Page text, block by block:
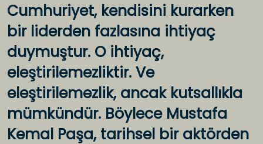
Cumhuriyet, kendisini kurarken
bir liderden fazlasına ihtiyaç
duymuştur. O ihtiyaç,
eleştirilemezliktir. Ve
eleştirilemezlik, ancak kutsallıkla
mümkündür. Böylece Mustafa
Kemal Paşa, tarihsel bir aktörden